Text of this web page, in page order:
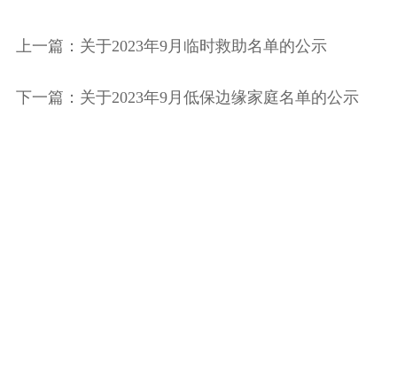
上一篇：关于2023年9月临时救助名单的公示
下一篇：关于2023年9月低保边缘家庭名单的公示